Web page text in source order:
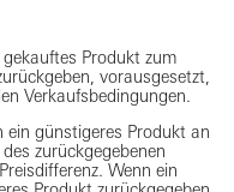
Produkt zum
vorausgesetzt,
Verkaufsbedingungen.
günstigeres Produkt an
zurückgegebenen
Wenn ein